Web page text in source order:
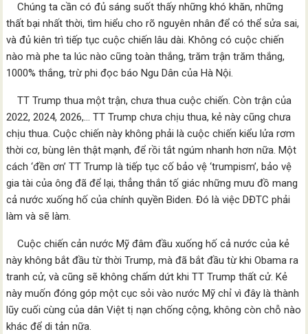
Chúng ta cần có đủ sáng suốt thấy những khó khăn, những
thất bại nhất thời, tìm hiểu cho rõ nguyên nhân để có thể sửa sai,
và đủ kiên trì tiếp tục cuộc chiến lâu dài. Không có cuộc chiến
nào mà phe ta lúc nào cũng toàn thắng, trăm trận trăm thắng,
1000% thắng, trừ phi đọc báo Ngu Dân của Hà Nội.
TT Trump thua một trận, chưa thua cuộc chiến. Còn trận của
2022, 2024, 2026,… TT Trump chưa chịu thua, kẻ này cũng chưa
chịu thua. Cuộc chiến này không phải là cuộc chiến kiểu lửa rơm
thời cơ, bùng lên thật mạnh, để rồi tắt ngúm nhanh hơn nữa. Một
cách ‘đền ơn’ TT Trump là tiếp tục cố bảo vệ ‘trumpism’, bảo vệ
gia tài của ông đã để lại, thẳng thắn tố giác những mưu đồ mang
cả nước xuống hố của chính quyền Biden. Đó là việc DĐTC phải
làm và sẽ làm.
Cuộc chiến cản nước Mỹ đâm đầu xuống hố cả nước của kẻ
này không bắt đầu từ thời Trump, mà đã bắt đầu từ khi Obama ra
tranh cử, và cũng sẽ không chấm dứt khi TT Trump thất cử. Kẻ
này muốn đóng góp một cục sỏi vào nước Mỹ chỉ vì đây là thành
lũy cuối cùng của dân Việt tị nạn chống cộng, không còn chỗ nào
khác để di tản nữa.